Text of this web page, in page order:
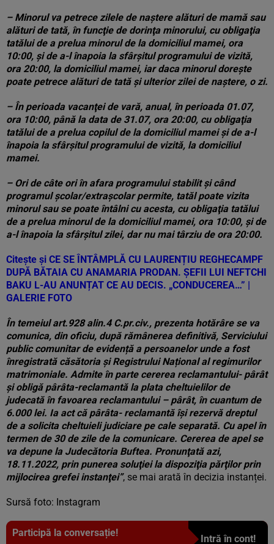
– Minorul va petrece zilele de naştere alături de mamă sau
alături de tată, în funcţie de dorinţa minorului, cu obligaţia
tatălui de a prelua minorul de la domiciliul mamei, ora
10:00, şi de a-l înapoia la sfârşitul programului de vizită,
ora 20:00, la domiciliul mamei, iar daca minorul doreşte
poate petrece alături de tată şi ulterior zilei de naştere, o zi.
– În perioada vacanţei de vară, anual, în perioada 01.07,
ora 10:00, până la data de 31.07, ora 20:00, cu obligaţia
tatălui de a prelua copilul de la domiciliul mamei şi de a-l
înapoia la sfârşitul programului de vizită, la domiciliul
mamei.
– Ori de câte ori în afara programului stabilit şi când
programul şcolar/extraşcolar permite, tatăl poate vizita
minorul sau se poate întâlni cu acesta, cu obligaţia tatălui
de a prelua minorul de la domiciliul mamei, ora 10:00, şi de
a-l înapoia la sfârşitul zilei, dar nu mai târziu de ora 20:00.
Citește și CE SE ÎNTÂMPLĂ CU LAURENȚIU REGHECAMPF
DUPĂ BĂTAIA CU ANAMARIA PRODAN. ȘEFII LUI NEFTCHI
BAKU L-AU ANUNȚAT CE AU DECIS. „CONDUCEREA…” |
GALERIE FOTO
În temeiul art.928 alin.4 C.pr.civ., prezenta hotărâre se va
comunica, din oficiu, după rămânerea definitivă, Serviciului
public comunitar de evidență a persoanelor unde a fost
înregistrată căsătoria şi Registrului Național al regimurilor
matrimoniale. Admite în parte cererea reclamantului- pârât
şi obligă pârâta-reclamantă la plata cheltuielilor de
judecată în favoarea reclamantului – pârât, în cuantum de
6.000 lei. Ia act că pârâta- reclamantă îşi rezervă dreptul
de a solicita cheltuieli judiciare pe cale separată. Cu apel în
termen de 30 de zile de la comunicare. Cererea de apel se
va depune la Judecătoria Buftea. Pronunţată azi,
18.11.2022, prin punerea soluţiei la dispoziţia părţilor prin
mijlocirea grefei instanţei”, se mai arată în decizia instanței.
Sursă foto: Instagram
Participă la conversație!
Intră în cont!